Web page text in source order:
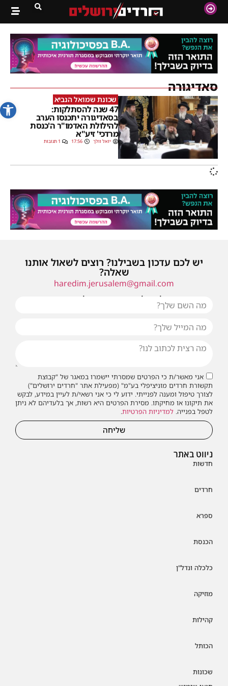
פתח
סאדיגורה
שכונת שמואל הנביא
47 שנה להסתלקות:
בסאדיגורה יתכנסו הערב
להילולת האדמו"ר ה'כנסת
מרדכי' זיע"א
יואל וולך 17:56 1 תגובות
ניווט באתר
חדשות
חרדים
ספרא
הכנסת
כלכלה ונדל"ן
מוזיקה
קהילות
הכותל
שכונות
יש לכם עדכון בשבילנו? רוצים לשאול אותנו
שאלה?
haredim.jerusalem@gmail.com
או שילחו אלינו פנייה ונחזור אליכם בהקדם
אני מאשר/ת כי הפרטים שמסרתי יישמרו במאגר של "קבוצת
תקשורת חרדים מוניציפלי בע"מ" (מפעילת אתר "חרדים ירושלים")
לצורך טיפול ומענה לפנייתי. ידוע לי כי אני רשאי/ת לעיין במידע, לבקש
את תיקונו או מחיקתו. מסירת הפרטים היא רשות, אך בלעדיהם לא ניתן
לטפל בפנייה. למדיניות הפרטיות.
שליחה